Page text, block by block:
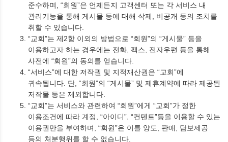
준수하며, “회원”은 언제든지 고객센터 또는 각 서비스 내
관리기능을 통해 게시물 등에 대해 삭제, 비공개 등의 조치를
취할 수 있습니다.
“교회”는 제2항 이외의 방법으로 “회원”의 “게시물” 등을
이용하고자 하는 경우에는 전화, 팩스, 전자우편 등을 통해
사전에 “회원”의 동의를 얻습니다.
“서비스”에 대한 저작권 및 지적재산권은 “교회”에
귀속됩니다. 단, “회원”의 “게시물” 및 제휴계약에 따라 제공된
저작물 등은 제외합니다.
“교회”는 서비스와 관련하여 “회원”에게 “교회”가 정한
이용조건에 따라 계정, “아이디”, “컨텐트”등을 이용할 수 있는
이용권만을 부여하며, “회원”은 이를 양도, 판매, 담보제공
등의 처분행위를 할 수 없습니다.